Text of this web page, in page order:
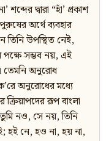
দ্বারা “হাঁ’ প্রকাশ
অর্থে ব্যবহার
তিনি উপস্থিত নেই,
পক্ষে সম্ভব নয়, এই
তেমনি অনুরোধ
অনুরোধের মধ্যে
ক্রিয়াপদের রূপ বাংলা
নও, সে নয়, তিনি
হই নে, হও না, হয় না,